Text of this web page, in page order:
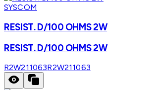
SYSCOM
RESIST. D/100 OHMS 2W
RESIST. D/100 OHMS 2W
R2W211063R2W211063